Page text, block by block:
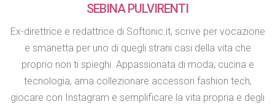
SEBINA PULVIRENTI
Ex-direttrice e redattrice di Softonic.it, scrive per vocazione
e smanetta per uno di quegli strani casi della vita che
proprio non ti spieghi. Appassionata di moda, cucina e
tecnologia, ama collezionare accessori fashion tech,
giocare con Instagram e semplificare la vita propria e degli